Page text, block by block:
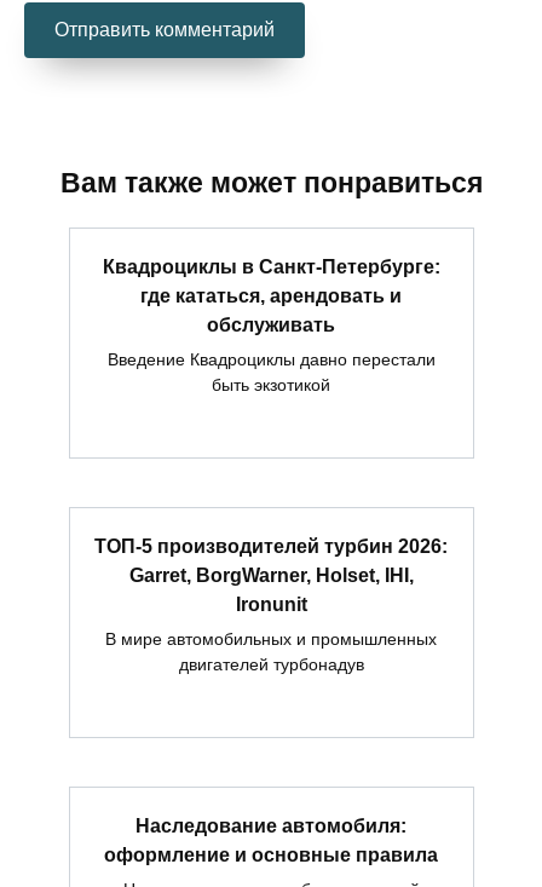
Вам также может понравиться
Квадроциклы в Санкт-Петербурге:
где кататься, арендовать и
обслуживать
Введение Квадроциклы давно перестали
быть экзотикой
ТОП-5 производителей турбин 2026:
Garret, BorgWarner, Holset, IHI,
Ironunit
В мире автомобильных и промышленных
двигателей турбонадув
Наследование автомобиля:
оформление и основные правила